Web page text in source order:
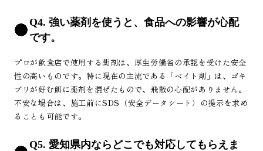
Q4. 強い薬剤を使うと、食品への影響が心配
です。
プロが飲食店で使用する薬剤は、厚生労働省の承認を受けた安全
性の高いものです。特に現在の主流である「ベイト剤」は、ゴキ
ブリが好む餌に薬剤を混ぜたもので、飛散の心配がありません。
不安な場合は、施工前にSDS（安全データシート）の提示を求め
ることも可能です。
Q5. 愛知県内ならどこでも対応してもらえま